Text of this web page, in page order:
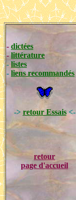
- dictées
- littérature
-listes
- liens recommandés
-> retour Essais<-
retour
page d'accueil